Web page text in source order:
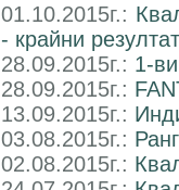
01.10.2015г.:
- крайни
28.09.2015г.: 1-
28.09.2015г.:
13.09.2015г.:
03.08.2015г.:
02.08.2015г.: